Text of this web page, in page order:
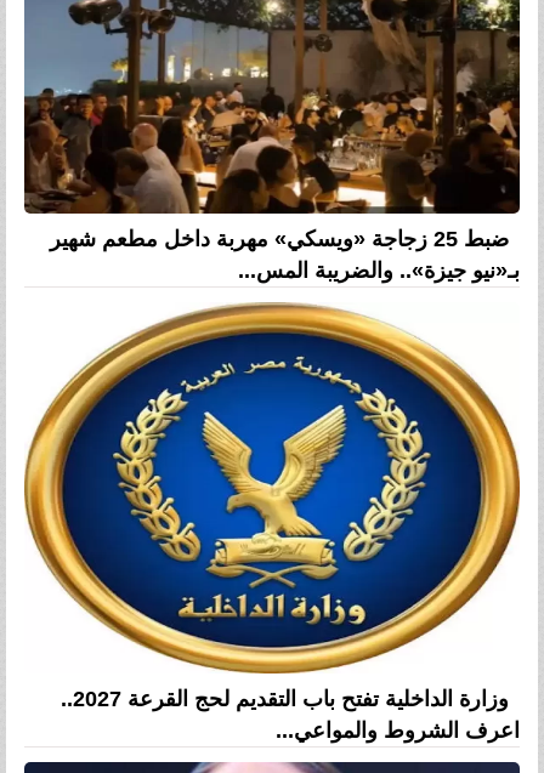
ضبط 25 زجاجة «ويسكي» مهربة داخل مطعم شهير
بـ«نيو جيزة».. والضريبة المس...
وزارة الداخلية تفتح باب التقديم لحج القرعة 2027..
اعرف الشروط والمواعي...